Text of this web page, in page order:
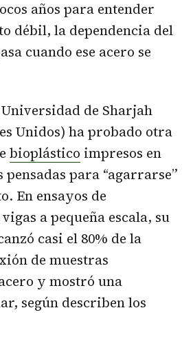
años para entender
débil, la dependencia del
cuando ese acero se
de Sharjah
Unidos) ha probado otra
bioplástico impresos en
para “agarrarse”
En ensayos de
a pequeña escala, su
casi el 80% de la
de muestras
y mostró una
según describen los